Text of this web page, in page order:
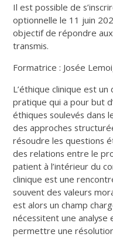
Il est possible de
optionnelle le 11 juin
objectif de répondre
transmis.
Formatrice : Josée
L’éthique clinique est
pratique qui a pour but
éthiques soulevés dans
des approches
résoudre les questions
des relations entre le
patient à l’intérieur du
clinique est une
souvent des valeurs
est alors un champ
nécessitent une
permettre une